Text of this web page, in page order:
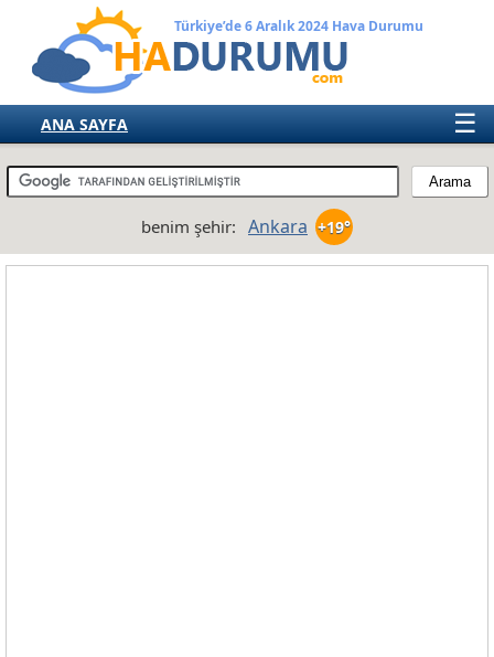
Türkiye’de 6 Aralık 2024 Hava Durumu
☰
ANA SAYFA
TÜRKİYE
AVRUPA
benim şehir: Ankara +19°